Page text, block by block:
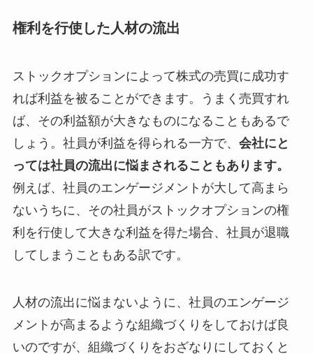
権利を行使した人材の流出
ストックオプションによって株式の売買に成功す
れば利益を被ることができます。うまく売買すれ
ば、その利益額が大きなものになることもあるで
しょう。社員が利益を得られる一方で、 会社にと
っては社員の流出に悩まされることもあります。
例えば、社員のエンゲージメントが大して高まら
ないうちに、その社員がストックオプションの権
利を行使して大きな利益を得た場合、社員が退職
してしまうこともある訳です。
人材の流出に悩まないように、社員のエンゲージ
メントが高まるような組織づくりをしておけば良
いのですが、組織づくりをおざなりにしておくと